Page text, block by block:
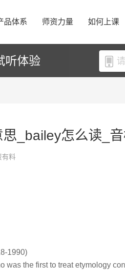
品体系 师资力量 如何上课
听体验
_bailey怎么读_音
有料
1990)
was the first to treat etymology